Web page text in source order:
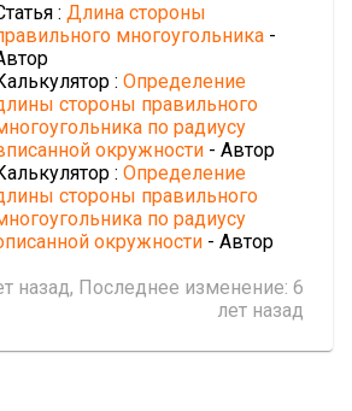
: Длина стороны
многоугольника -
: Определение
стороны правильного
по радиусу
окружности - Автор
: Определение
стороны правильного
по радиусу
окружности - Автор
назад, Последнее изменение: 6
лет назад